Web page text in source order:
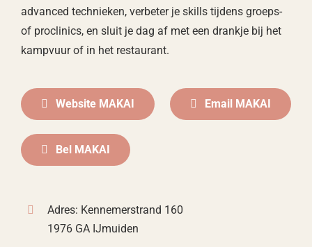
advanced technieken, verbeter je skills tijdens groeps-
of proclinics, en sluit je dag af met een drankje bij het
kampvuur of in het restaurant.
Website MAKAI Email MAKAI
Bel MAKAI
Adres: Kennemerstrand 160
1976 GA IJmuiden